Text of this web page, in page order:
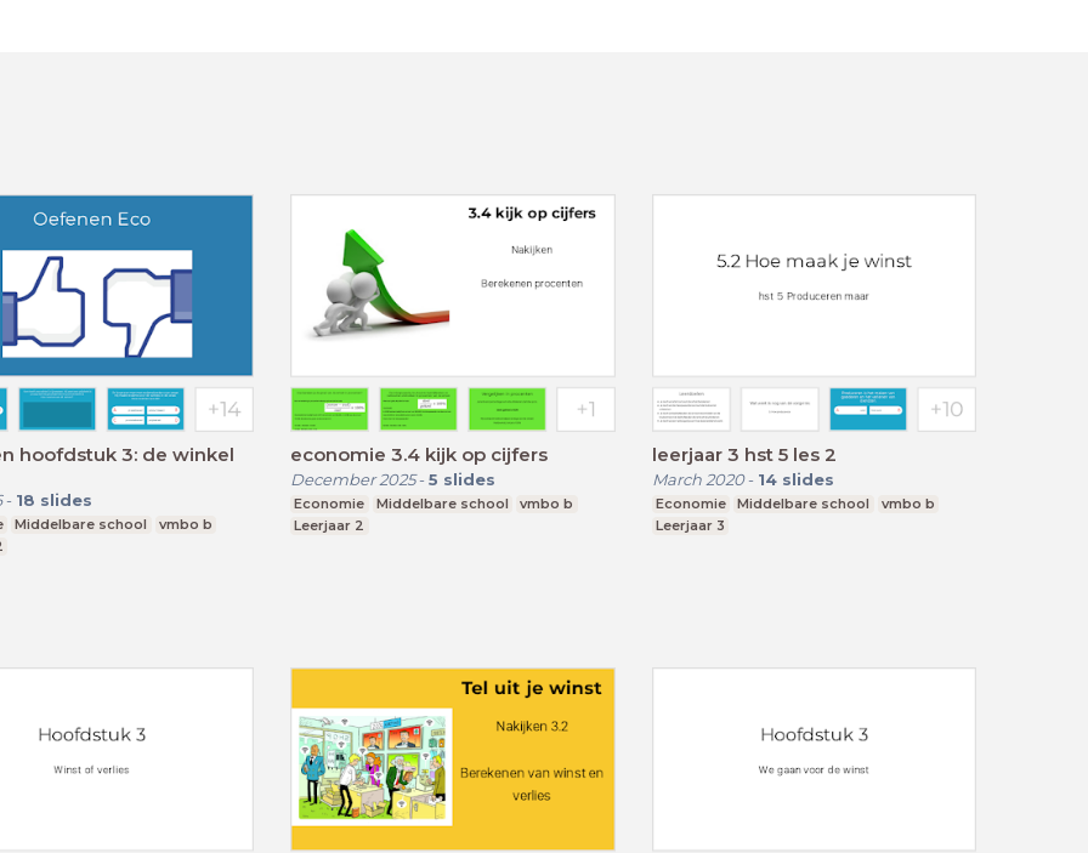
hoofdstuk 3: de winkel
- 18 slides
Middelbare school
vmbo b
economie 3.4 kijk op cijfers
December 2025- 5 slides
Economie Middelbare school
vmbo b
Leerjaar 2
leerjaar 3 hst 5 les 2
March 2020- 14 slides
Economie Middelbare school
vmbo b
Leerjaar 3